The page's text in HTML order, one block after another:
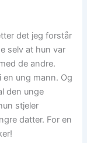
det jeg forstår
selv at hun var
de andre.
ung mann. Og
den unge
stjeler
datter. For en